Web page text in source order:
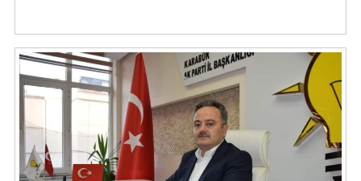
geçirilmesi planlanan ancak günümüze kadar gerçekleştirilemeyen
Filyos Projesi kapsamındaki 25 milyon ton kapasiteli Filyos Liman
Projesi’nde […]